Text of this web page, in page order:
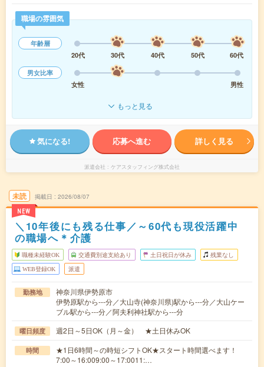
職場の雰囲気
年齢層
20代
30代 40代 50代
60代
男女比率
女性
男性
もっと見る
気になる! 応募へ進む 詳しく見る
派遣会社 ケアスタッフィング株式会社
未読
NEW
掲載日 2026/08/07
＼10年後にも残る仕事／～60代も現役活躍中
の職場へ＊介護
職種未経験OK 交通費別途支給あり 土日祝日が休み 残業なし
WEB登録OK 派遣
勤務地
神奈川県伊勢原市
伊勢原駅から---分／大山寺(神奈川県)駅から---分／大山ケー
ブル駅から---分／阿夫利神社駅から---分
曜日頻度 週2日～5日OK（月～金） ★土日休みOK
時間
★1日6時間～の時短シフトOK★スタート時間選べます！
7:00～16:009:00～17:0011:…